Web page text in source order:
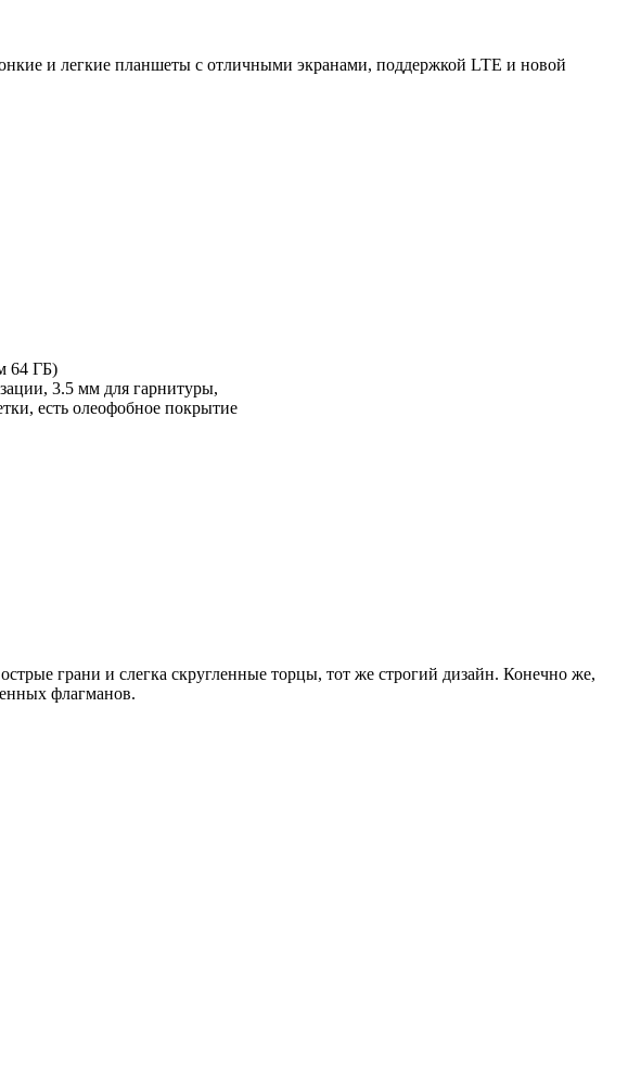
и легкие планшеты с отличными экранами, поддержкой LTE и новой
64 ГБ)
3.5 мм для гарнитуры,
есть олеофобное покрытие
грани и слегка скругленные торцы, тот же строгий дизайн. Конечно же,
флагманов.